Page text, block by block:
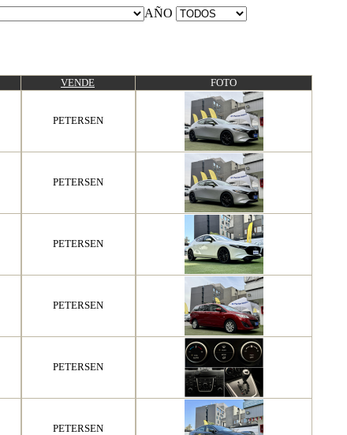
AÑO
VENDE FOTO
PETERSEN
PETERSEN
PETERSEN
PETERSEN
PETERSEN
PETERSEN